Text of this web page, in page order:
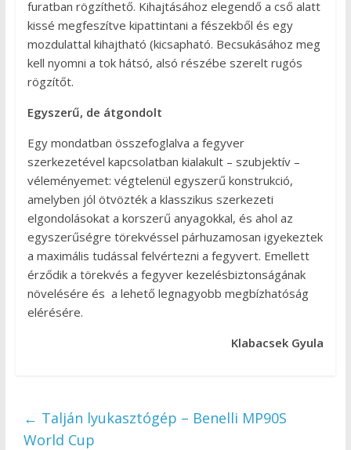
furatban rögzíthető. Kihajtásához elegendő a cső alatt
kissé megfeszítve kipattintani a fészekből és egy
mozdulattal kihajtható (kicsapható. Becsukásához meg
kell nyomni a tok hátsó, alsó részébe szerelt rugós
rögzítőt.
Egyszerű, de átgondolt
Egy mondatban összefoglalva a fegyver
szerkezetével kapcsolatban kialakult – szubjektív –
véleményemet: végtelenül egyszerű konstrukció,
amelyben jól ötvözték a klasszikus szerkezeti
elgondolásokat a korszerű anyagokkal, és ahol az
egyszerűségre törekvéssel párhuzamosan igyekeztek
a maximális tudással felvértezni a fegyvert. Emellett
érződik a törekvés a fegyver kezelésbiztonságának
növelésére és a lehető legnagyobb megbízhatóság
elérésére.
Klabacsek Gyula
← Talján lyukasztógép – Benelli MP90S
World Cup